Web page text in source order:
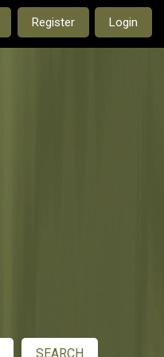
Register Login
SEARCH